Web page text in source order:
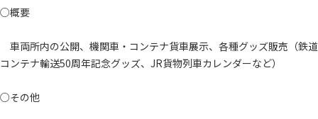
○概要
車両所内の公開、機関車・コンテナ貨車展示、各種グッズ販売（鉄道
コンテナ輸送50周年記念グッズ、JR貨物列車カレンダーなど）
○その他